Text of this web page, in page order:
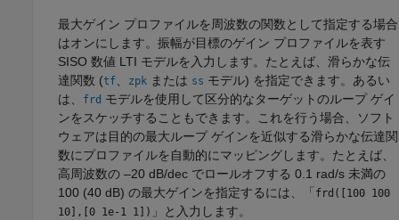
最大ゲイン プロファイルを周波数の関数として指定する場合
はオンにします。振幅が目標のゲイン プロファイルを表す
SISO 数値 LTI モデルを入力します。たとえば、滑らかな伝
達関数 (tf zpk または ss モデル) を指定できます。あるい
は、
frd モデルを使用して区分的なターゲットのループ ゲイ
ンをスケッチすることもできます。これを行う場合、ソフト
ウェアは目的の最大ループ ゲインを近似する滑らかな伝達関
数にプロファイルを自動的にマッピングします。たとえば、
高周波数の –20 dB/dec でロールオフする 0.1 rad/s 未満の
100 (40 dB) の最大ゲインを指定するには、「 frd([100 100
10],[0 1e-1 1]) 」と入力します。